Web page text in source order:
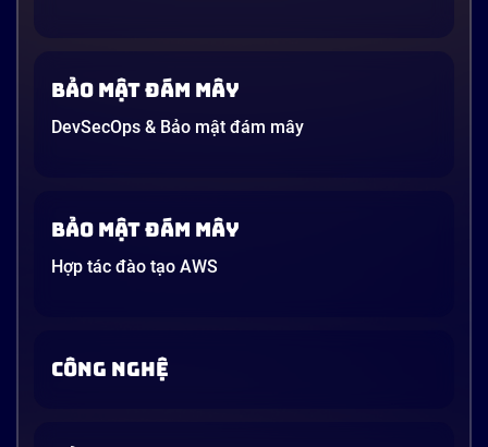
Bảo mật đám mây
DevSecOps & Bảo mật đám mây
Bảo mật đám mây
Hợp tác đào tạo AWS
CÔNG NGHỆ